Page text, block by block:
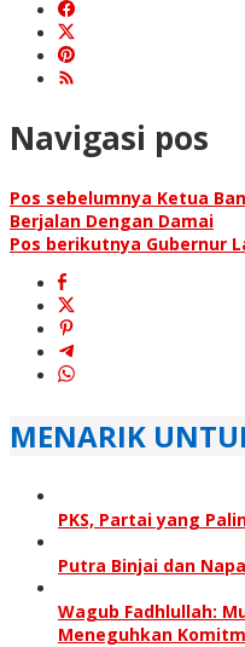
Navigasi pos
Pos sebelumnya Ketua
Berjalan Dengan Damai
Pos berikutnya Gubernur
MENARIK
PKS, Partai yang
Putra Binjai dan
Wagub Fadhlullah:
Meneguhkan